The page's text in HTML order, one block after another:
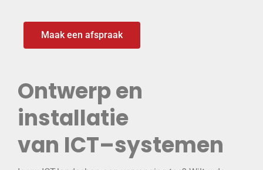
Maak een afspraak
Ontwerp en
installatie
van ICT–systemen